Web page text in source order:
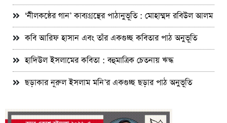
‘নীলকন্ঠের গান’ কাব্যগ্রন্থের পাঠানুভূতি : মোহাম্মদ রবিউল আলম
কবি আরিফ হাসান এবং তাঁর একগুচ্ছ কবিতার পাঠ অনুভূতি
হাদিউল ইসলামের কবিতা : বহুমাত্রিক চেতনায় ঋদ্ধ
ছড়াকার নূরুল ইসলাম মনি’র একগুচ্ছ ছড়ার পাঠ অনুভূতি